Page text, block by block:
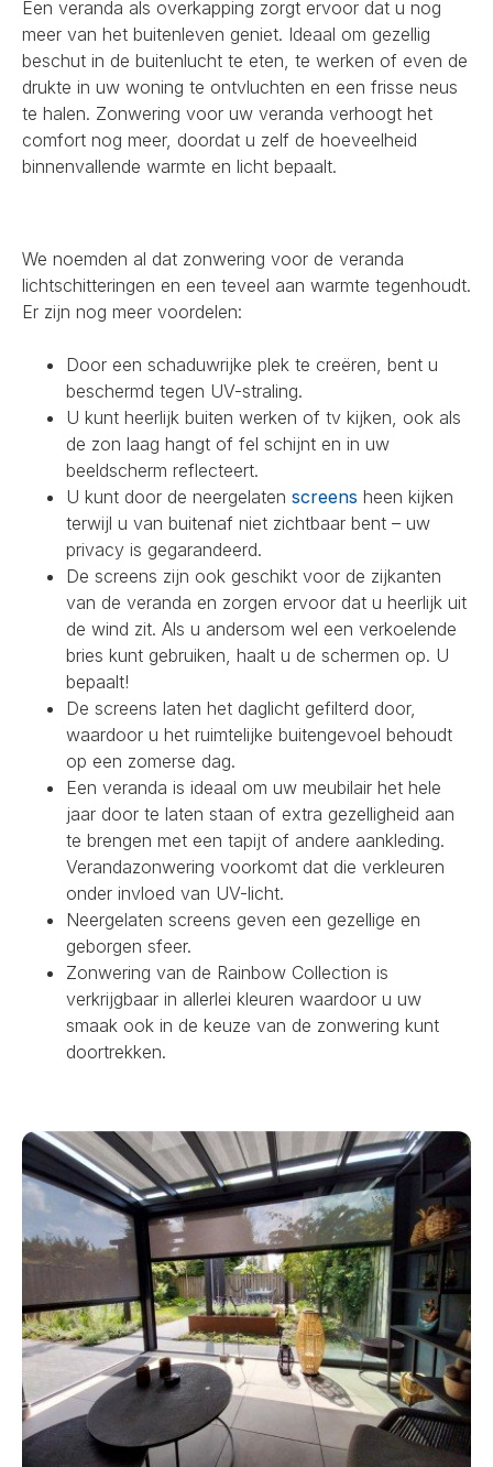
Een veranda als overkapping zorgt ervoor dat u nog
meer van het buitenleven geniet. Ideaal om gezellig
beschut in de buitenlucht te eten, te werken of even de
drukte in uw woning te ontvluchten en een frisse neus
te halen. Zonwering voor uw veranda verhoogt het
comfort nog meer, doordat u zelf de hoeveelheid
binnenvallende warmte en licht bepaalt.
We noemden al dat zonwering voor de veranda
lichtschitteringen en een teveel aan warmte tegenhoudt.
Er zijn nog meer voordelen:
Door een schaduwrijke plek te creëren, bent u
beschermd tegen UV-straling.
U kunt heerlijk buiten werken of tv kijken, ook als
de zon laag hangt of fel schijnt en in uw
beeldscherm reflecteert.
U kunt door de neergelaten screens heen kijken
terwijl u van buitenaf niet zichtbaar bent – uw
privacy is gegarandeerd.
De screens zijn ook geschikt voor de zijkanten
van de veranda en zorgen ervoor dat u heerlijk uit
de wind zit. Als u andersom wel een verkoelende
bries kunt gebruiken, haalt u de schermen op. U
bepaalt!
De screens laten het daglicht gefilterd door,
waardoor u het ruimtelijke buitengevoel behoudt
op een zomerse dag.
Een veranda is ideaal om uw meubilair het hele
jaar door te laten staan of extra gezelligheid aan
te brengen met een tapijt of andere aankleding.
Verandazonwering voorkomt dat die verkleuren
onder invloed van UV-licht.
Neergelaten screens geven een gezellige en
geborgen sfeer.
Zonwering van de Rainbow Collection is
verkrijgbaar in allerlei kleuren waardoor u uw
smaak ook in de keuze van de zonwering kunt
doortrekken.